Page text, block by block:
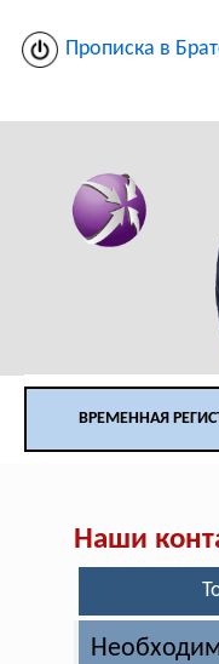
Прописка в
ВРЕМЕННАЯ
Наши